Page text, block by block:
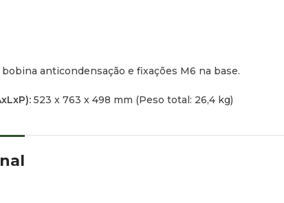
anticondensação e fixações M6 na base.
523 x 763 x 498 mm (Peso total: 26,4 kg)